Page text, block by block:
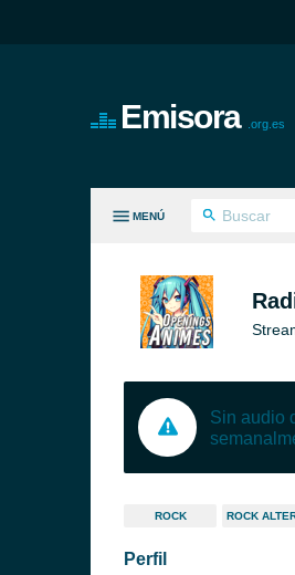
Emisora .org.es
MENÚ
Sin audio
ROCK ROCK
Perfil